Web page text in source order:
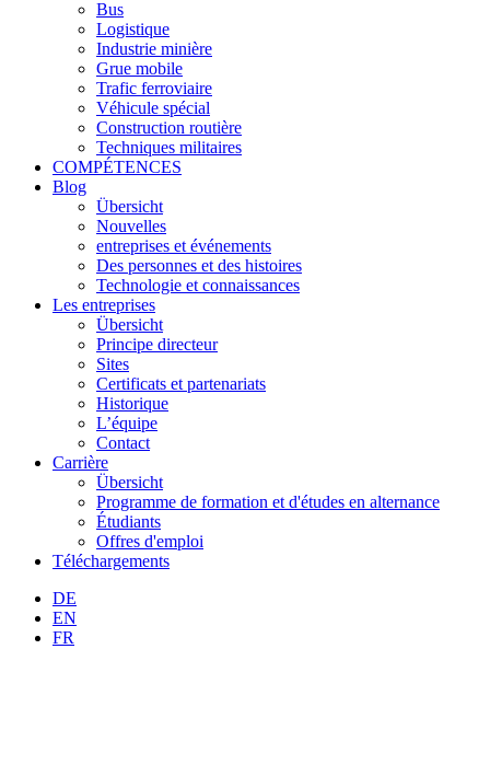
Bus
Logistique
Industrie minière
Grue mobile
Trafic ferroviaire
Véhicule spécial
Construction routière
Techniques militaires
COMPÉTENCES
Blog
Übersicht
Nouvelles
entreprises et événements
Des personnes et des histoires
Technologie et connaissances
Les entreprises
Übersicht
Principe directeur
Sites
Certificats et partenariats
Historique
L’équipe
Contact
Carrière
Übersicht
Programme de formation et d'études en alternance
Étudiants
Offres d'emploi
Téléchargements
DE
EN
FR